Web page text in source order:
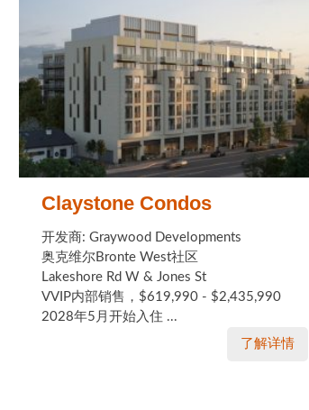
Claystone Condos
开发商: Graywood Developments
奥克维尔Bronte West社区
Lakeshore Rd W & Jones St
VVIP内部销售，$619,990 - $2,435,990
2028年5月开始入住 ...
了解详情